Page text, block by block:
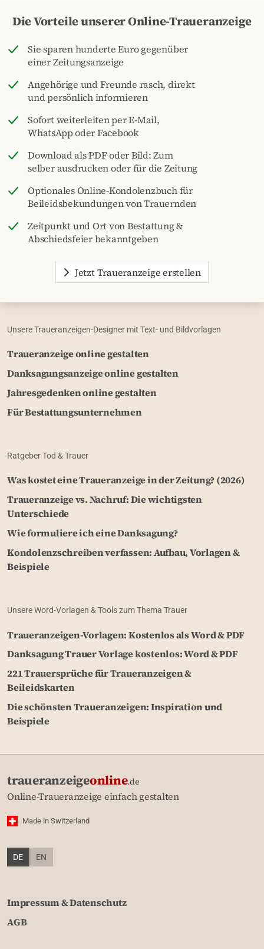
Die Vorteile unserer Online-Traueranzeige
Sie sparen hunderte Euro gegenüber
einer Zeitungsanzeige
Angehörige und Freunde rasch, direkt
und persönlich informieren
Sofort weiterleiten per E-Mail,
WhatsApp oder Facebook
Download als PDF oder Bild: Zum
selber ausdrucken oder für die Zeitung
Optionales Online-Kondolenzbuch für
Beileidsbekundungen von Trauernden
Zeitpunkt und Ort von Bestattung &
Abschiedsfeier bekanntgeben
Jetzt Traueranzeige erstellen
Unsere Traueranzeigen-Designer mit Text- und Bildvorlagen
Traueranzeige online gestalten
Danksagungsanzeige online gestalten
Jahresgedenken online gestalten
Für Bestattungsunternehmen
Ratgeber Tod & Trauer
Was kostet eine Traueranzeige in der Zeitung? (2026)
Traueranzeige vs. Nachruf: Die wichtigsten
Unterschiede
Wie formuliere ich eine Danksagung?
Kondolenzschreiben verfassen: Aufbau, Vorlagen &
Beispiele
Unsere Word-Vorlagen & Tools zum Thema Trauer
Traueranzeigen-Vorlagen: Kostenlos als Word & PDF
Danksagung Trauer Vorlage kostenlos: Word & PDF
221 Trauersprüche für Traueranzeigen &
Beileidskarten
Die schönsten Traueranzeigen: Inspiration und
Beispiele
traueranzeigeonline.de
Online-Traueranzeige einfach gestalten
Made in Switzerland
DE EN
Impressum & Datenschutz
AGB